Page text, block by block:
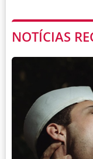
NOTÍCIAS